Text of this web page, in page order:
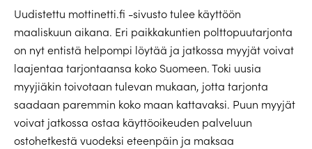
Uudistettu mottinetti.fi -sivusto tulee käyttöön
maaliskuun aikana. Eri paikkakuntien polttopuutarjonta
on nyt entistä helpompi löytää ja jatkossa myyjät voivat
laajentaa tarjontaansa koko Suomeen. Toki uusia
myyjiäkin toivotaan tulevan mukaan, jotta tarjonta
saadaan paremmin koko maan kattavaksi. Puun myyjät
voivat jatkossa ostaa käyttöoikeuden palveluun
ostohetkestä vuodeksi eteenpäin ja maksaa